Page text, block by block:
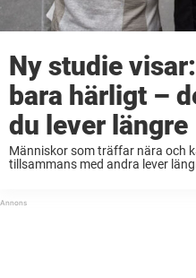
Ny studie
bara härligt –
du lever längre
Människor som träffar nära och
tillsammans med andra lever